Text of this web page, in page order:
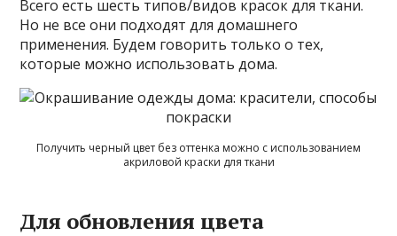
Всего есть шесть типов/видов красок для ткани.
Но не все они подходят для домашнего
применения. Будем говорить только о тех,
которые можно использовать дома.
Получить черный цвет без оттенка можно с использованием
акриловой краски для ткани
Для обновления цвета